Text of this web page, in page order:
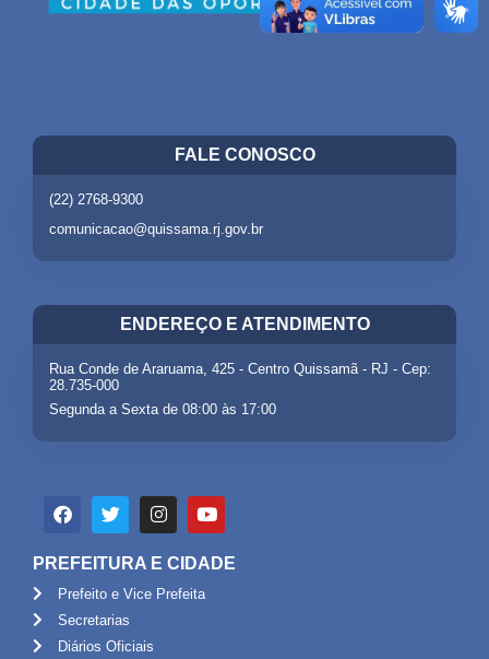
FALE CONOSCO
(22) 2768-9300
comunicacao@quissama.rj.gov.br
ENDEREÇO E ATENDIMENTO
Rua Conde de Araruama, 425 - Centro Quissamã - RJ - Cep:
28.735-000
Segunda a Sexta de 08:00 às 17:00
PREFEITURA E CIDADE
Prefeito e Vice Prefeita
Secretarias
Diários Oficiais